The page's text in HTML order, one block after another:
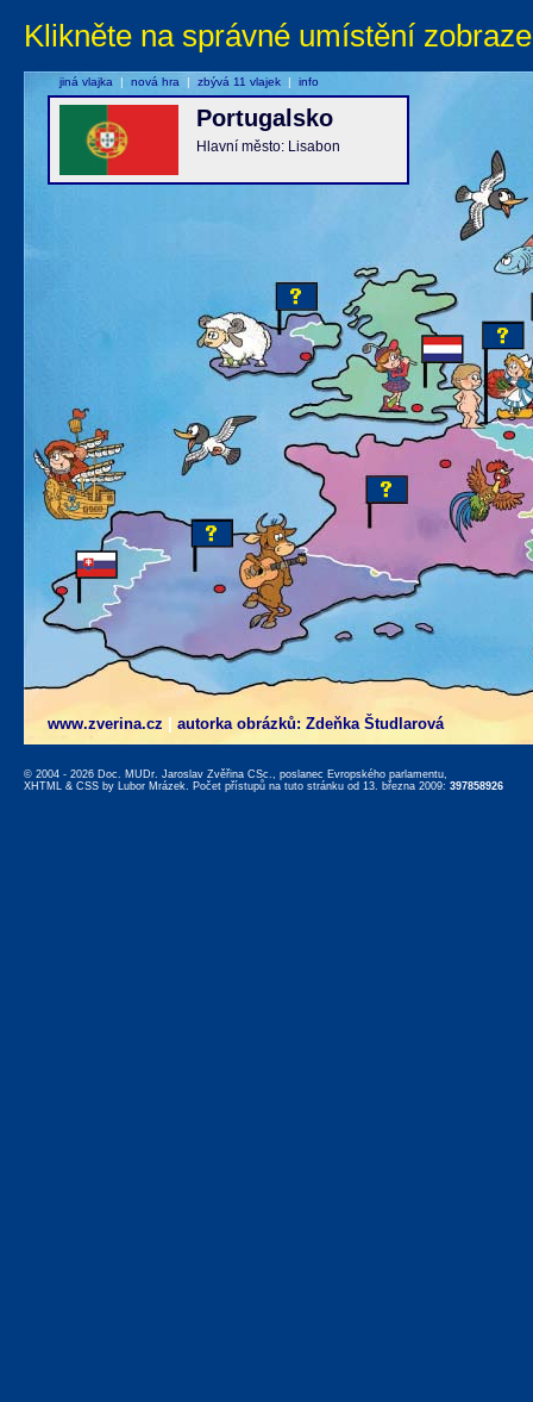
Klikněte na správné umístění
www.zverina.cz autorka obrázků: Zdeňka Študlarová
Portugalsko
Hlavní město: Lisabon
jiná vlajka | nová hra | zbývá 11 vlajek | info
© 2004 - 2026 Doc. MUDr. Jaroslav Zvěřina CSc., poslanec Evropského parlamentu,
XHTML & CSS by Lubor Mrázek. Počet přístupů na tuto stránku od 13. března 2009: 397858926